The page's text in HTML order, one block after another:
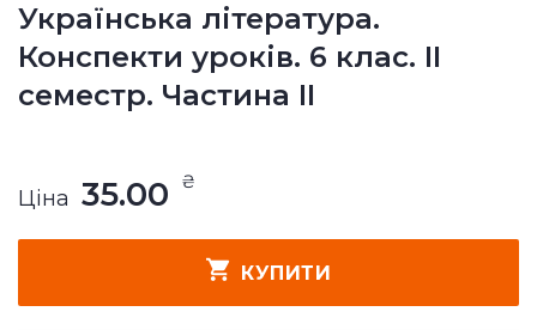
Українська література.
Конспекти уроків. 6 клас. ІІ
семестр. Частина ІІ
Ціна 35.00 ₴
КУПИТИ